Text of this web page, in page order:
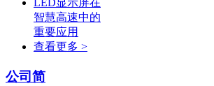
LED显示屏在
智慧高速中的
重要应用
查看更多 >
公司简